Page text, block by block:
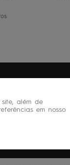
além de
em nosso